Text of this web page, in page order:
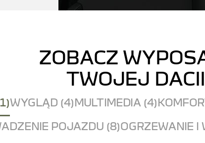
ZOBACZ
TWOJEJ
WYGLĄD (4)MULTIMEDIA (4)
POJAZDU (8)OGRZEWANIE I